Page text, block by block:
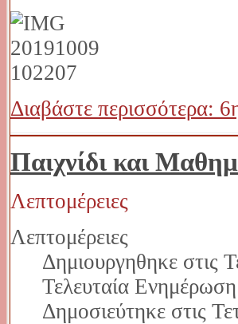
Διαβάστε περισσότερα:
Παιχνίδι και
Λεπτομέρειες
Λεπτομέρειες
Δημιουργηθηκε στις
Τελευταία
Δημοσιεύτηκε στις